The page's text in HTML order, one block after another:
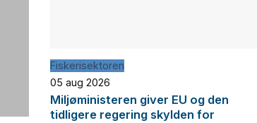
Fiskerisektoren
05 aug 2026
Miljøministeren giver EU og den
tidligere regering skylden for